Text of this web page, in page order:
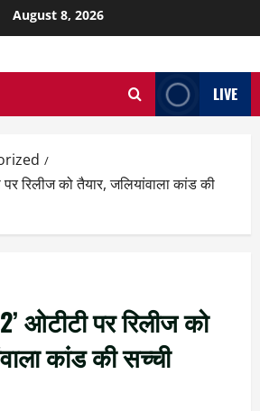
August 8, 2026
LIVE
रिलीज को तैयार, जलियांवाला कांड की
ओटीटी पर रिलीज को
कांड की सच्ची